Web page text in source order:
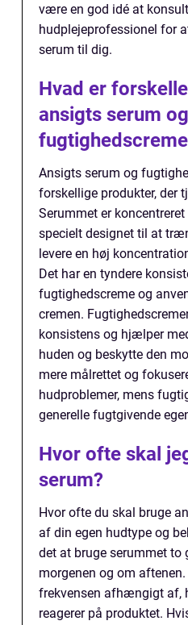
være en god idé at
hudplejeprofessionel for
serum til dig.
Hvad er
ansigts serum og
Ansigts serum og
forskellige produkter, der
Serummet er
specielt designet til at
levere en høj
Det har en tyndere
fugtighedscreme og
cremen.
konsistens og hjælper
huden og beskytte den
mere målrettet og
hudproblemer, mens
generelle fugtgivende
Hvor ofte skal
serum?
Hvor ofte du skal bruge
af din egen hudtype og
det at bruge serummet to
morgenen og om
frekvensen afhængigt af,
reagerer på produktet.